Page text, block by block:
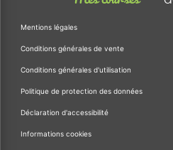
Mentions légales
Conditions générales de vente
Conditions générales d'utilisation
Politique de protection des données
Déclaration d'accessibilité
Informations cookies